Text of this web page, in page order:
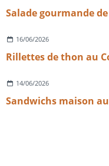
16/06/2026
Rillettes de thon au
14/06/2026
Sandwichs maison